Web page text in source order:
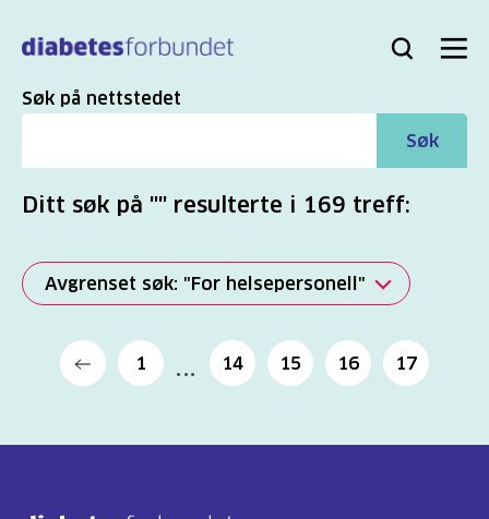
hovedinnhold
Bli
Logg
Søk Meny
Søk
Søk på nettstedet
Søk
Ditt søk på "" resulterte i 169 treff:
Avgrenset søk: "For helsepersonell"
Alle
(2817)
(863)
1 14 15 16 17